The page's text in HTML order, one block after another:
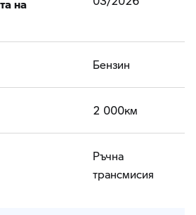
Бензин
2 000км
Ръчна
трансмисия